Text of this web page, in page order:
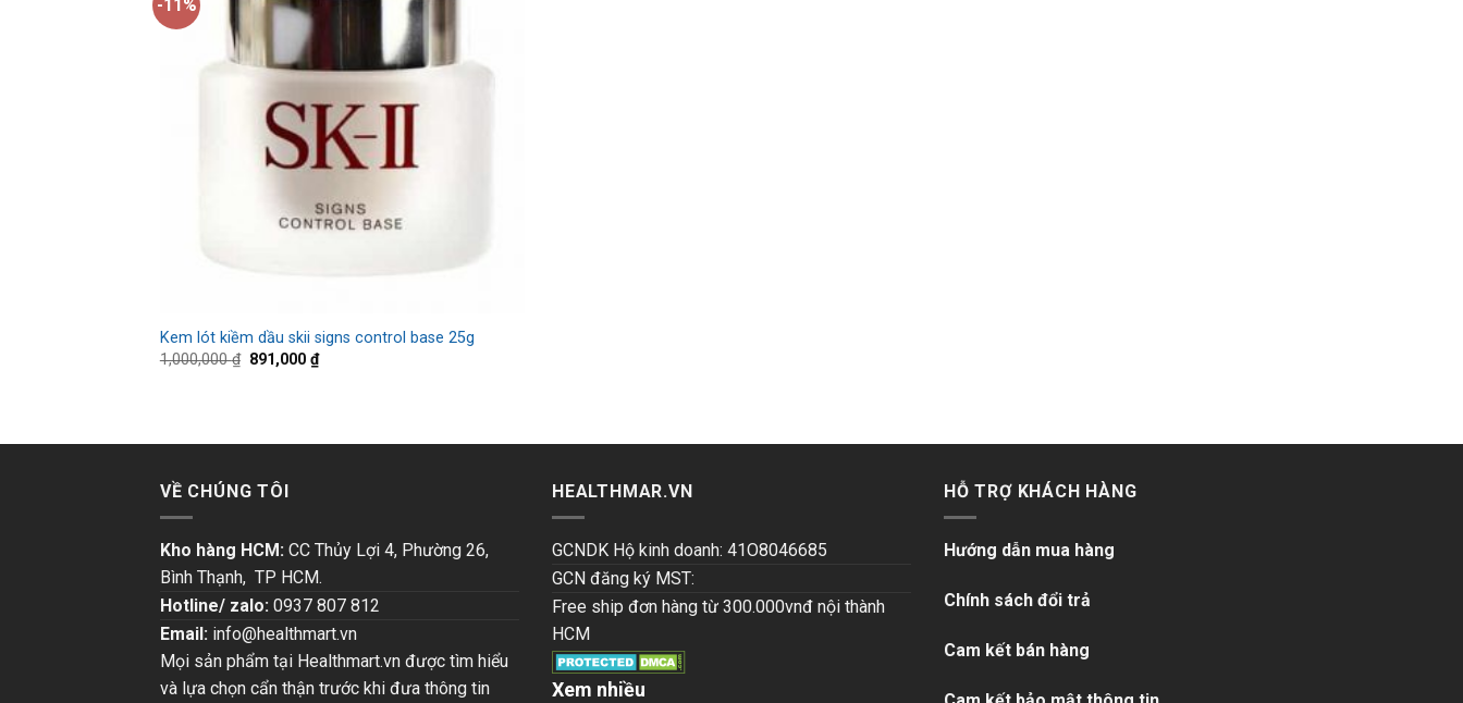
-11%
Kem lót kiềm dầu skii signs control base 25g
1,000,000₫ 891,000₫
VỀ CHÚNG TÔI
Kho hàng HCM: CC Thủy Lợi 4, Phường 26,
Bình Thạnh, TP HCM.
Hotline/ zalo: 0937 807 812
Email: info@healthmart.vn
Mọi sản phẩm tại Healthmart.vn được tìm hiểu
và lựa chọn cẩn thận trước khi đưa thông tin
HEALTHMAR.VN
GCNDK Hộ kinh doanh: 41O8046685
GCN đăng ký MST:
Free ship đơn hàng từ 300.000vnđ nội thành
HCM
Xem nhiều
HỖ TRỢ KHÁCH HÀNG
Hướng dẫn mua hàng
Chính sách đổi trả
Cam kết bán hàng